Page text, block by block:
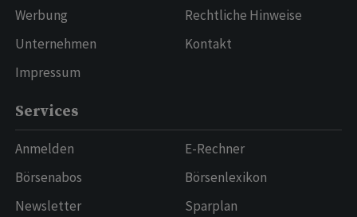
Werbung
Unternehmen
Impressum
Rechtliche Hinweise
Kontakt
Services
Anmelden
Börsenabos
Newsletter
E-Rechner
Börsenlexikon
Sparplan